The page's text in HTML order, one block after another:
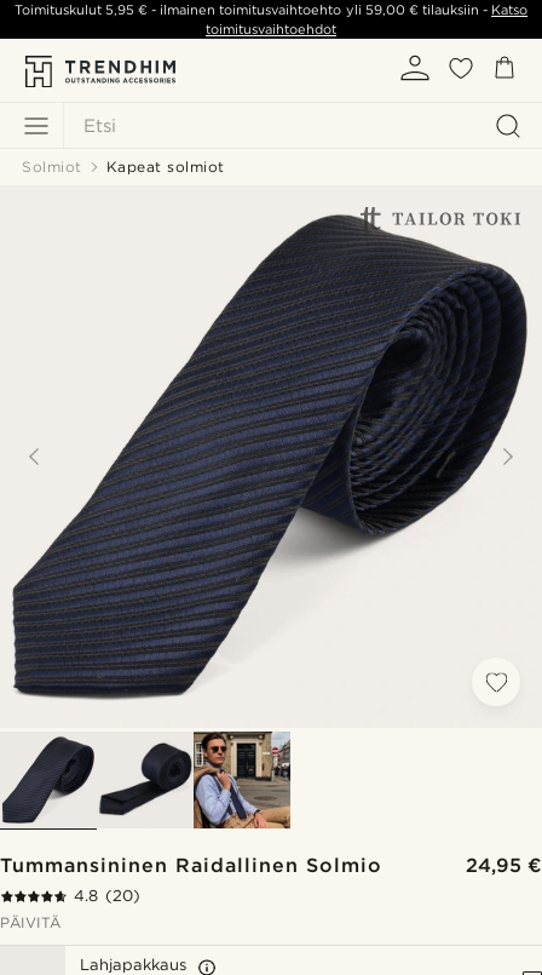
Etsi
Toimituskulut5,95 € - ilmainen toimitusvaihtoehto yli 59,00 €tilauksiin - Katso
toimitusvaihtoehdot
Solmiot Kapeat solmiot
Tummansininen Raidallinen Solmio 24,95 €
4.8 (20)
PÄIVITÄ
Lahjapakkaus